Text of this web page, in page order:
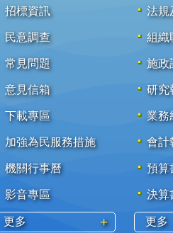
招標資訊
民意調查
常見問題
意見信箱
下載專區
加強為民服務措施
機關行事曆
影音專區
更多
法規
組織
施政
研究
業務
會計
預算
決算
更多